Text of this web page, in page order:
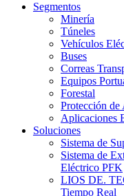
Segmentos
Minería
Túneles
Vehículos
Buses
Correas
Equipos
Forestal
Protección de
Aplicaciones
Soluciones
Sistema de
Sistema de
Eléctrico PFK
LIOS DE.
Tiempo Real